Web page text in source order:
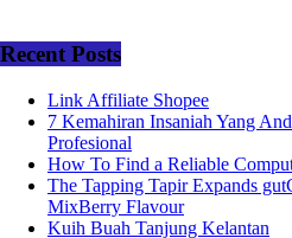
Recent Posts
Link Affiliate Shopee
7 Kemahiran Insaniah Yang
Profesional
How To Find a Reliable
The Tapping Tapir Expands
MixBerry Flavour
Kuih Buah Tanjung Kelantan